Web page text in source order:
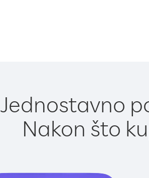
Jednostavno
Nakon što